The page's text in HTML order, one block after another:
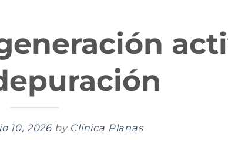
10, 2026 by Clínica Planas